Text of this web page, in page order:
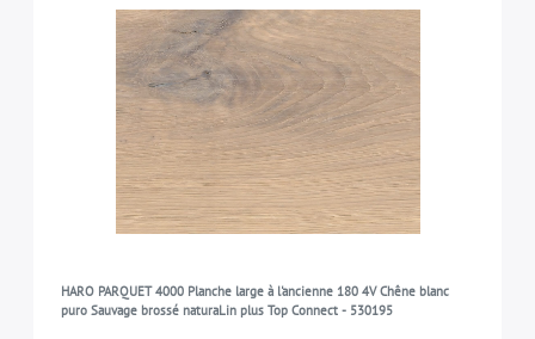
HARO PARQUET 4000 Planche large à l'ancienne 180 4V Chêne blanc
puro Sauvage brossé naturaLin plus Top Connect - 530195